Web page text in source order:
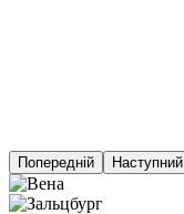
Попередній Наступний